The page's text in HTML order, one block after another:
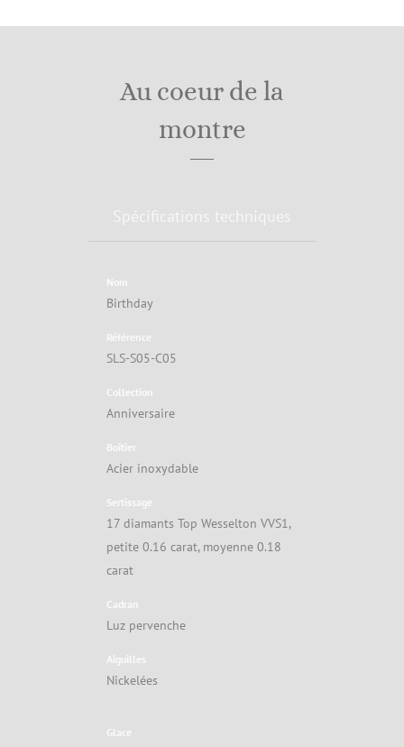
Au coeur de la
montre
Nom
Birthday
Référence
SLS-S05-C05
Collection
Anniversaire
Boîtier
Acier inoxydable
Sertissage
17 diamants Top Wesselton VVS1,
petite 0.16 carat, moyenne 0.18
carat
Cadran
Luz pervenche
Aiguilles
Nickelées
Glace